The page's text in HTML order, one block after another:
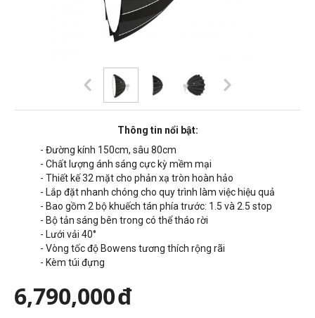
Thông tin nổi bật:
- Đường kính 150cm, sâu 80cm
- Chất lượng ánh sáng cực kỳ mềm mại
- Thiết kế 32 mặt cho phản xạ tròn hoàn hảo
- Lắp đặt nhanh chóng cho quy trình làm việc hiệu quả
- Bao gồm 2 bộ khuếch tán phía trước: 1.5 và 2.5 stop
- Bộ tản sáng bên trong có thể tháo rời
- Lưới vải 40°
- Vòng tốc độ Bowens tương thích rộng rãi
- Kèm túi đựng
6,790,000đ